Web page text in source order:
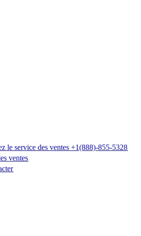
le service des ventes +1(888)-855-5328​​
ventes​​